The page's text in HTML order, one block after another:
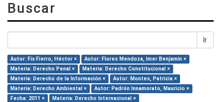
Buscar
Ir
Autor: Fix Fierro, Héctor ×
Autor: Flores Mendoza, Imer Benjamín ×
Materia: Derecho Penal ×
Materia: Derecho Constitucional ×
Materia: Derecho de la Información ×
Autor: Montes, Patricia ×
Materia: Derecho Ambiental ×
Autor: Padrón Innamorato, Mauricio ×
Fecha: 2011 ×
Materia: Derecho Internacional ×